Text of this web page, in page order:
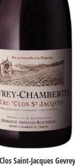
Saint-Jacques